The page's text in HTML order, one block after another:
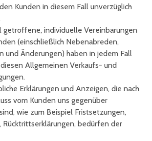
Kunden in diesem Fall unverzüglich
getroffene, individuelle Vereinbarungen
(einschließlich Nebenabreden,
und Änderungen) haben in jedem Fall
Allgemeinen Verkaufs- und
Erklärungen und Anzeigen, die nach
vom Kunden uns gegenüber
wie zum Beispiel Fristsetzungen,
Rücktrittserklärungen, bedürfen der